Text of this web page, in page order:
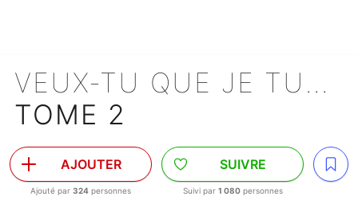
VEUX-TU QUE JE TUE POUR TOI ?
TOME 2
AJOUTER
Ajouté par 324 personnes
SUIVRE
Suivi par 1 080personnes